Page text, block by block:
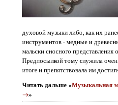
духовой музыки либо, как их
инструментов - медные и
мальски сносного представления
Предпосылкой тому служила
итоге и препятствовала им
Читать дальше «Музыкальная
→»